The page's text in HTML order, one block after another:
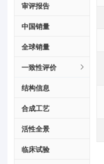
审评报告
中国销量
全球销量
一致性评价
结构信息
合成工艺
活性全景
临床试验